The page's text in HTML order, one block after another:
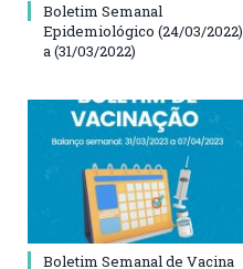
Boletim Semanal
Epidemiológico (24/03/2022)
a (31/03/2022)
Boletim Semanal de Vacina